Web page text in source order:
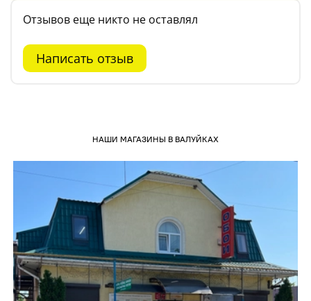
Отзывов еще никто не оставлял
Написать отзыв
НАШИ МАГАЗИНЫ В ВАЛУЙКАХ